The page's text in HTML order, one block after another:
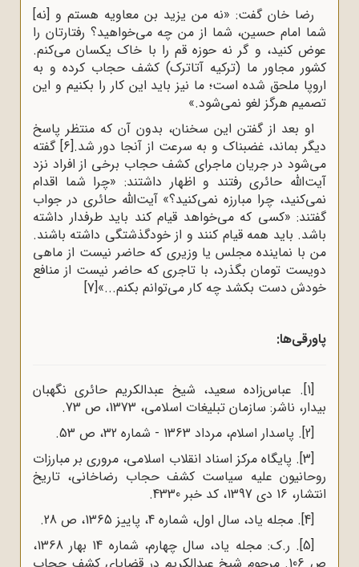
رضا خان گفت: «نه من یزید بن معاویه هستم و [نه]
شما امام حسین، شما از من چه می‌خواهید؟ رفتارتان را
عوض کنید، و گر نه حوزه قم را با خاک یکسان می‌کنم.
کشور مجاور ما (ترکیه آتاترک) کشف حجاب کرده و به
اروپا ملحق شده است؛ ما نیز باید این کار را بکنیم و این
تصمیم هرگز لغو نمی‌شود.»
او بعد از گفتن این سخنان، بدون آن ‌که منتظر پاسخ
دیگر بماند، غضبناک و به سرعت از آنجا دور شد.[6]
گفته
می‌شود در جریان ماجرای کشف حجاب برخی از افراد نزد
آیت‌الله حائری رفتند و اظهار داشتند: «چرا شما اقدام
نمی‌کنید، چرا مبارزه نمی‌کنید؟» آیت‌الله حائری در جواب
گفتند: «کسی که می‌خواهد قیام کند باید طرفدار داشته
باشد. باید همه قیام کنند و از خودگذشتگی داشته باشند.
من با نماینده مجلس یا وزیری که حاضر نیست از ماهی
دویست تومان بگذرد، با تاجری که حاضر نیست از منافع
خودش دست بکشد چه کار می‌توانم بکنم...»[7]
پاورقی‌ها:
[1] . عباس‌زاده سعید، شیخ عبدالکریم حائری نگهبان
بیدار، ناشر: سازمان تبلیغات اسلامی، 1373، ص 73.
[2] . پاسدار اسلام، مرداد 1363 - شماره 32، ص 53.
[3]
. پایگاه مرکز اسناد انقلاب اسلامی، مروری بر مبارزات
روحانیون علیه سیاست کشف حجاب رضاخانی، تاریخ
انتشار، 16 دی 1397، کد خبر 4330.
[4] . مجله یاد، سال اول، شماره 4، پاییز 1365، ص 28.
[5]
. ر.ک: مجله یاد، سال چهارم، شماره 14 بهار 1368،